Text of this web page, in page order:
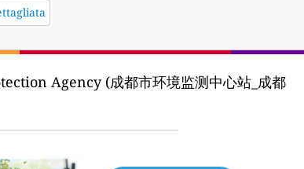
Agency (成都市环境监测中心站_成都